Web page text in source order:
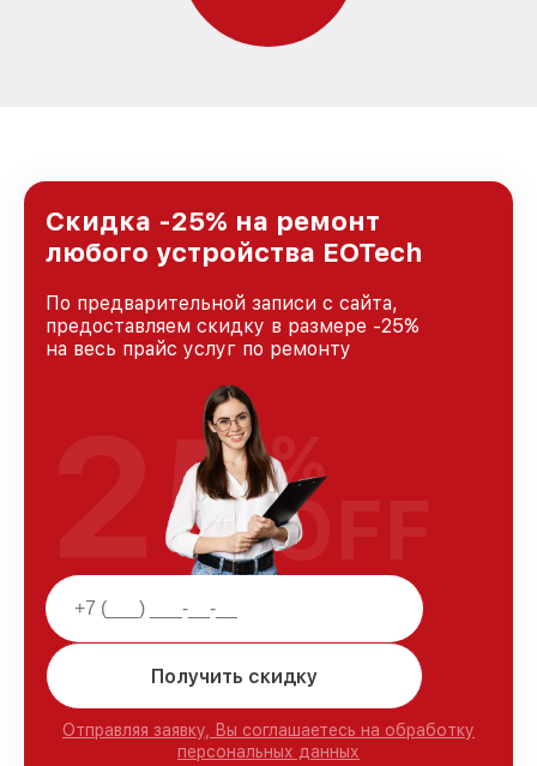
Скидка -25% на ремонт
любого устройства EOTech
По предварительной записи с сайта,
предоставляем скидку в размере -25%
на весь прайс услуг по ремонту
Получить скидку
Отправляя заявку, Вы соглашаетесь на обработку
персональных данных
25%
OFF